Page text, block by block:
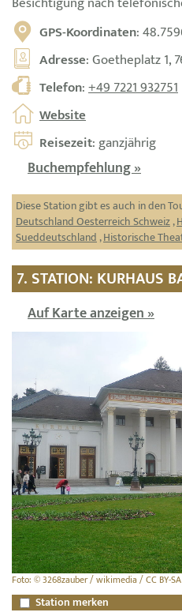
GPS-Koordinaten:
Adresse: Goetheplatz 1,
Telefon:+49 7221 932751
Website
Reisezeit: ganzjährig
Buchempfehlung »
Diese Station gibt es auch in den
Deutschland Oesterreich Schweiz,
Sueddeutschland,Historische
7. STATION: KURHAUS
Auf Karte anzeigen »
Foto: © 3268zauber / wikimedia / CC BY-
Station merken